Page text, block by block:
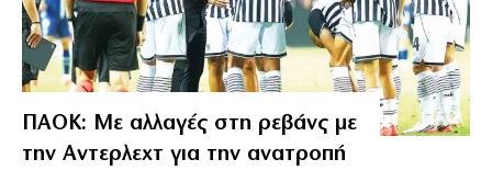
ΠΑΟΚ: Με αλλαγές στη ρεβάνς με
την Αντερλεχτ για την ανατροπή